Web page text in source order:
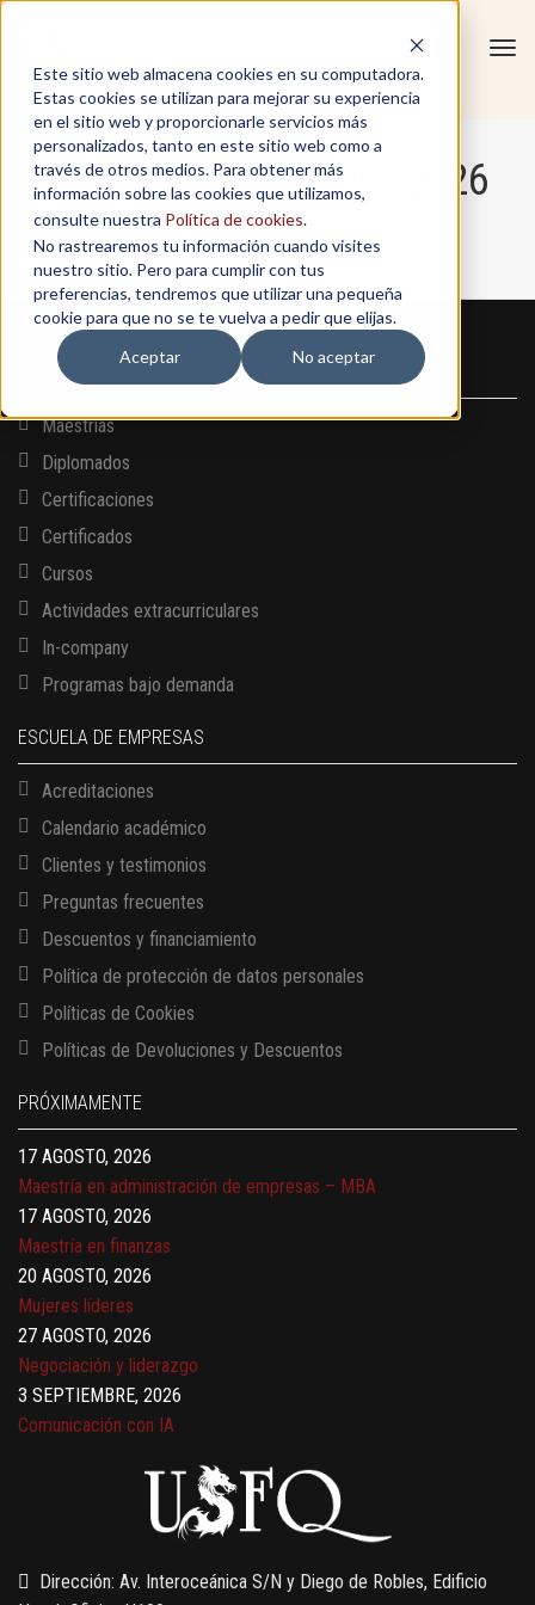
Este sitio web almacena cookies en su computadora.
Estas cookies se utilizan para mejorar su experiencia
en el sitio web y proporcionarle servicios más
personalizados, tanto en este sitio web como a
través de otros medios. Para obtener más
información sobre las cookies que utilizamos,
consulte nuestra Política de cookies.
No rastrearemos tu información cuando visites
nuestro sitio. Pero para cumplir con tus
preferencias, tendremos que utilizar una pequeña
cookie para que no se te vuelva a pedir que elijas.
Aceptar
No aceptar
Masterclass febrero 2026
Home / Masterclass febrero 2026
PROGRAMAS
Maestrías
Diplomados
Certificaciones
Certificados
Cursos
Actividades extracurriculares
In-company
Programas bajo demanda
ESCUELA DE EMPRESAS
Acreditaciones
Calendario académico
Clientes y testimonios
Preguntas frecuentes
Descuentos y financiamiento
Política de protección de datos personales
Políticas de Cookies
Políticas de Devoluciones y Descuentos
PRÓXIMAMENTE
13 AGOSTO, 2026
17 AGOSTO, 2026
Gerencia de empresas familiares
17 AGOSTO, 2026
Maestría en administración de empresas – MBA
17 AGOSTO, 2026
Maestría en finanzas
20 AGOSTO, 2026
Mujeres líderes
27 AGOSTO, 2026
Negociación y liderazgo
3 SEPTIEMBRE, 2026
Comunicación con IA
Gobernanza de datos
13 AGOSTO, 2026
Finanzas para no financieros
Dirección: Av. Interoceánica S/N y Diego de Robles, Edificio